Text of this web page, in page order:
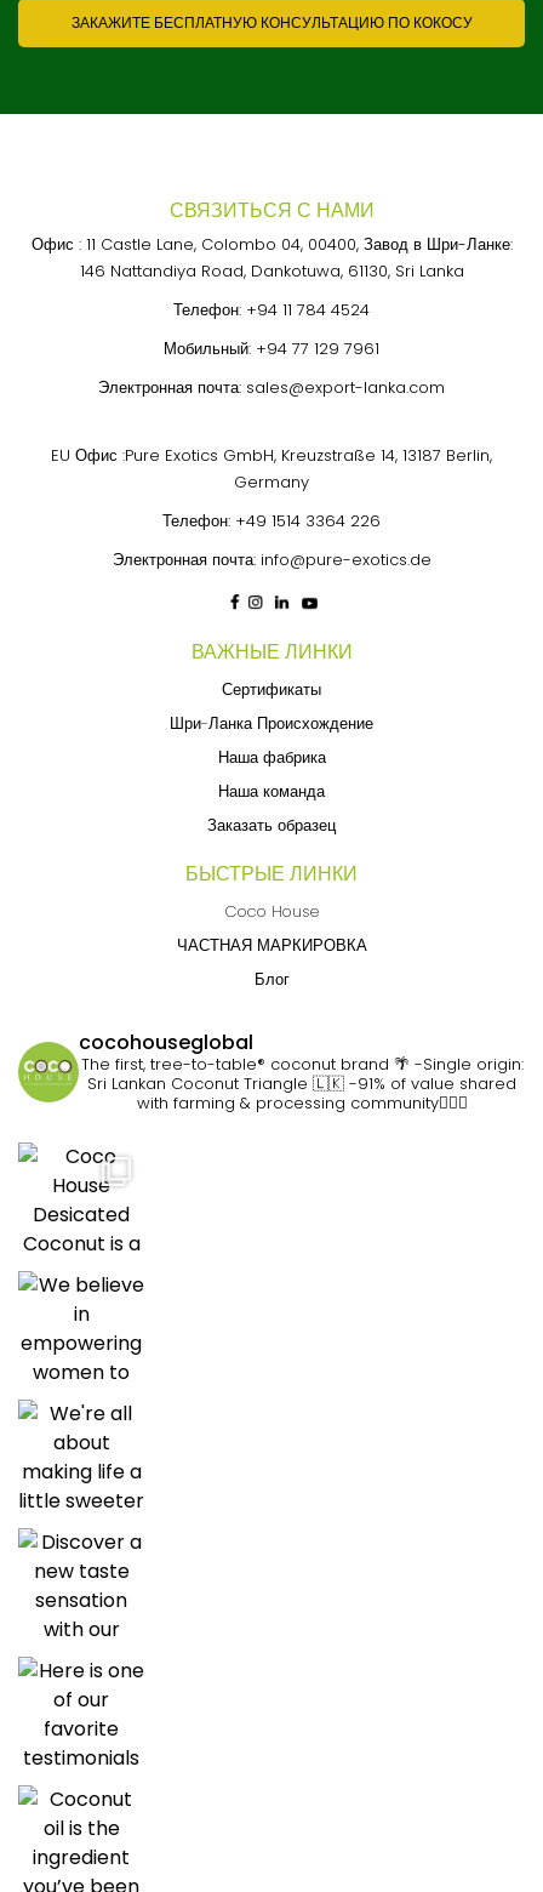
ЗАКАЖИТЕ БЕСПЛАТНУЮ КОНСУЛЬТАЦИЮ ПО КОКОСУ
СВЯЗИТЬСЯ С НАМИ
Офис : 11 Castle Lane, Colombo 04, 00400, Завод в Шри-Ланке:
146 Nattandiya Road, Dankotuwa, 61130, Sri Lanka
Телефон: +94 11 784 4524
Мобильный: +94 77 129 7961
Электронная почта: sales@export-lanka.com
EU Офис :Pure Exotics GmbH, Kreuzstraße 14, 13187 Berlin,
Germany
Телефон: +49 1514 3364 226
Электронная почта: info@pure-exotics.de
ВАЖНЫЕ ЛИНКИ
Сертификаты
Шри-Ланка Происхождение
Наша фабрика
Наша команда
Заказать образец
БЫСТРЫЕ ЛИНКИ
Coco House
ЧАСТНАЯ МАРКИРОВКА
Блог
cocohouseglobal
The first, tree-to-table® coconut brand 🌴 -Single origin:
Sri Lankan Coconut Triangle 🇱🇰 -91% of value shared
with farming & processing community👷🏽‍♀️